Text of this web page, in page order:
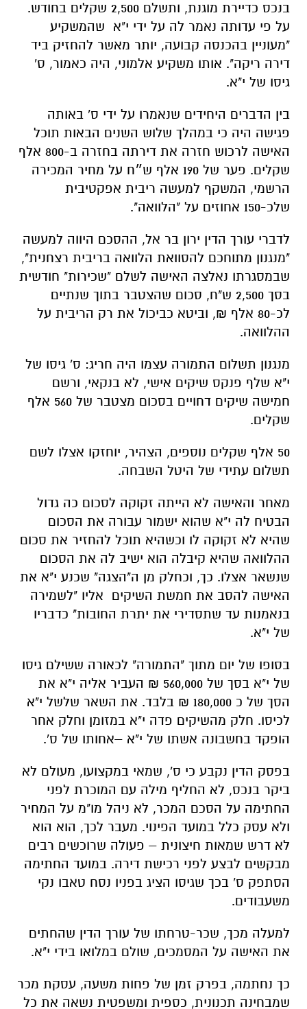
בנכס כדיירת מוגנת, ותשלם 2,500 שקלים בחודש.
על פי עדותה נאמר לה על ידי י"א שהמשקיע
"מעוניין בהכנסה קבועה, יותר מאשר להחזיק ביד
דירה ריקה". אותו משקיע אלמוני, היה כאמור, ס'
גיסו של י"א.
בין הדברים היחידים שנאמרו על ידי ס' באותה
פגישה היה כי במהלך שלוש השנים הבאות תוכל
האישה לרכוש חזרה את דירתה בחזרה ב-800 אלף
שקלים. פער של 190 אלף ש״ח על מחיר המכירה
הרשמי, המשקף למעשה ריבית אפקטיבית
שלכ-150 אחוזים על "הלוואה".
לדברי עורך הדין ירון בר אל, ההסכם היווה למעשה
"מנגנון מתוחכם להסוואת הלוואה בריבית רצחנית",
שבמסגרתו נאלצה האישה לשלם "שכירות" חודשית
בסך 2,500 ש"ח, סכום שהצטבר בתוך שנתיים
לכ-80 אלף ₪, וביטא כביכול את רק הריבית על
ההלוואה.
מנגנון תשלום התמורה עצמו היה חריג: ס' גיסו של
י"א שלף פנקס שיקים אישי, לא בנקאי, ורשם
חמישה שיקים דחויים בסכום מצטבר של 560 אלף
שקלים.
50 אלף שקלים נוספים, הצהיר, יוחזקו אצלו לשם
תשלום עתידי של היטל השבחה.
מאחר והאישה לא הייתה זקוקה לסכום כה גדול
הבטיח לה י"א שהוא ישמור עבורה את הסכום
שהיא לא זקוקה לו וכשהיא תוכל להחזיר את סכום
ההלוואה שהיא קיבלה הוא ישיב לה את הסכום
שנשאר אצלו. כך, וכחלק מן ה"הצגה" שכנע י"א את
האישה להסב את חמשת השיקים אליו "לשמירה
בנאמנות עד שתסדירי את יתרת החובות" כדבריו
של י"א.
בסופו של יום מתוך "התמורה" לכאורה ששילם גיסו
של י"א בסך של 560,000 ₪ העביר אליה י"א את
הסך של כ 180,000 ₪ בלבד. את השאר שלשל י"א
לכיסו. חלק מהשיקים פדה י"א במזומן וחלק אחר
הופקד בחשבונה אשתו של י"א –אחותו של ס'.
בפסק הדין נקבע כי ס', שמאי במקצועו, מעולם לא
ביקר בנכס, לא החליף מילה עם המוכרת לפני
החתימה על הסכם המכר, לא ניהל מו"מ על המחיר
ולא עסק כלל במועד הפינוי. מעבר לכך, הוא הוא
לא דרש שמאות חיצונית – פעולה שרוכשים רבים
מבקשים לבצע לפני רכישת דירה. במועד החתימה
הסתפק ס' בכך שגיסו הציג בפניו נסח טאבו נקי
משעבודים.
למעלה מכך, שכר-טרחתו של עורך הדין שהחתים
את האישה על המסמכים, שולם במלואו בידי י"א.
כך נחתמה, בפרק זמן של פחות משעה, עסקת מכר
שמבחינה תכנונית, כספית ומשפטית נשאה את כל